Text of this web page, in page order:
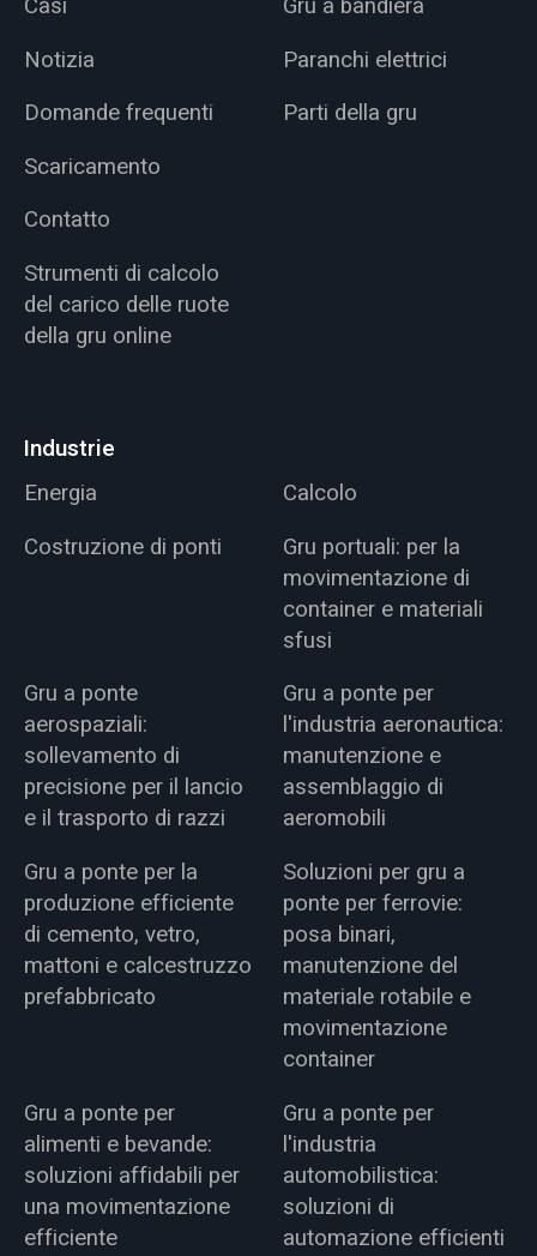
Notizia
Domande frequenti
Scaricamento
Contatto
Strumenti di calcolo
del carico delle ruote
della gru online
Paranchi elettrici
Parti della gru
Industrie
Energia
Calcolo
Costruzione di ponti
Gru portuali: per la
movimentazione di
container e materiali
sfusi
Gru a ponte
aerospaziali:
sollevamento di
precisione per il lancio
e il trasporto di razzi
Gru a ponte per
l'industria aeronautica:
manutenzione e
assemblaggio di
aeromobili
Gru a ponte per la
produzione efficiente
di cemento, vetro,
mattoni e calcestruzzo
prefabbricato
Soluzioni per gru a
ponte per ferrovie:
posa binari,
manutenzione del
materiale rotabile e
movimentazione
container
Gru a ponte per
alimenti e bevande:
soluzioni affidabili per
una movimentazione
efficiente
Gru a ponte per
l'industria
automobilistica:
soluzioni di
automazione efficienti